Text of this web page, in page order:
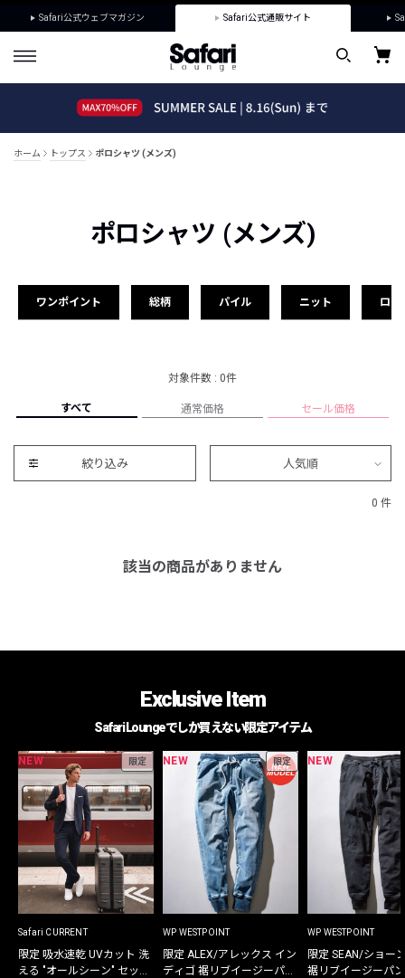
Safari公式ウェブマガジン Safari公式通販サイト
ホーム トップス ポロシャツ (メンズ)
ポロシャツ (メンズ)
ワンポイント 総柄 パイル ニット ロゴ
対象件数 : 0件
すべて 通常価格 セール価格
絞り込み 人気順
0 件
該当の商品がありません
Exclusive Item
Safari Loungeでしか買えない限定アイテム
NEW 限定
Safari CURRENT
限定 吸水速乾 UVカット 洗
える "オールシーン" セット
NEW 限定
WP WESTPOINT
限定 ALEX/アレックス イン
ディゴ 裾リブイージーパン
NEW
WP WESTPOINT
限定 SEAN/ショー
裾リブイージーパ